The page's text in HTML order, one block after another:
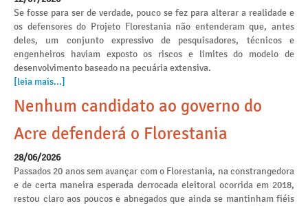
Se fosse para ser de verdade, pouco se fez para alterar a realidade e
os defensores do Projeto Florestania não entenderam que, antes
deles, um conjunto expressivo de pesquisadores, técnicos e
engenheiros haviam exposto os riscos e limites do modelo de
desenvolvimento baseado na pecuária extensiva.
[leia mais...]
Nenhum candidato ao governo do
Acre defenderá o Florestania
28/06/2026
Passados 20 anos sem avançar com o Florestania, na constrangedora
e de certa maneira esperada derrocada eleitoral ocorrida em 2018,
restou claro aos poucos e abnegados que ainda se mantinham fiéis